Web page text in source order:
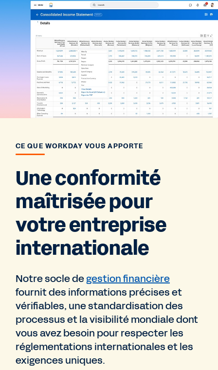
CE QUE WORKDAY VOUS APPORTE
Une conformité
maîtrisée pour
votre entreprise
internationale
Notre socle degestion financière
fournit des informations précises et
vérifiables, une standardisation des
processus et la visibilité mondiale dont
vous avez besoin pour respecter les
réglementations internationales et les
exigences uniques.